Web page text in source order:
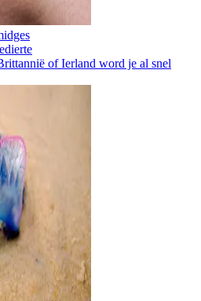
of Ierland word je al snel